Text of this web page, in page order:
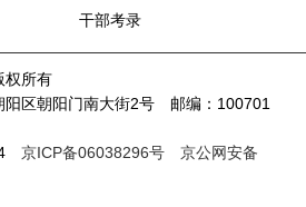
干部考录
所有
区朝阳门南大街2号 邮编：100701
京ICP备06038296号
京公网安备